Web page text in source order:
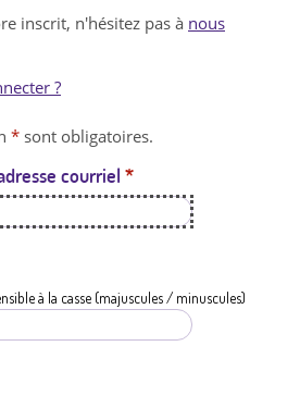
n
t
a
t
i
inscrit, n'hésitez pas à nous
?
* sont obligatoires.
courriel *
à la casse (majuscules / minuscules)